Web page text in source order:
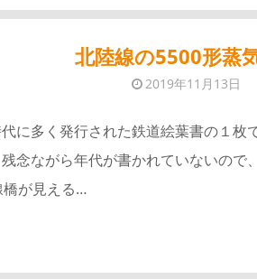
北陸線の5500形蒸
2019年11月13日
に多く発行された鉄道絵葉書の１枚
念ながら年代が書かれていないの
橋が見える…